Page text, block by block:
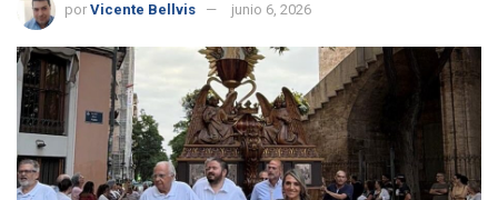
por Vicente Bellvis junio 6, 2026